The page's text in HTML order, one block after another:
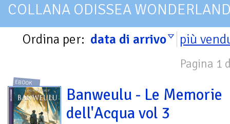
COLLANA ODISSEA
Ordina per: data di arrivo più
Pagina 1
EBOOK
Banweulu - Le Memorie
dell'Acqua vol 3